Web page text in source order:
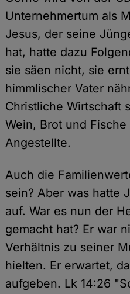
Unternehmertum als
Jesus, der seine
hat, hatte dazu
sie säen nicht, sie
himmlischer Vater
Christliche Wirtschaft
Wein, Brot und
Angestellte.
Auch die
sein? Aber was hatte
auf. War es nun der
gemacht hat? Er war
Verhältnis zu seiner
hielten. Er erwartet,
aufgeben. Lk 14:26